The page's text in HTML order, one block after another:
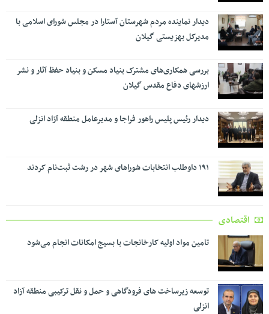
دیدار نماینده مردم شهرستان آستارا در مجلس شورای اسلامی با
مدیرکل بهزیستی گیلان
بررسی همکاری‌های مشترک بنیاد مسکن و بنیاد حفظ آثار و نشر
ارزشهای دفاع مقدس گیلان
دیدار رئیس پلیس راهور فراجا و مدیرعامل منطقه آزاد انزلی
۱۹۱ داوطلب انتخابات شوراهای شهر در رشت ثبت‌نام کردند
اقتصادی
تامین مواد اولیه کارخانجات با بسیج امکانات انجام می‌شود
توسعه زیرساخت های فرودگاهی و حمل و نقل ترکیبی منطقه آزاد
انزلی